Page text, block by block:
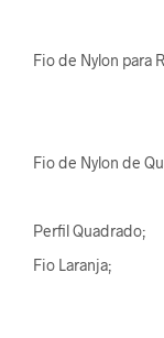
Fio de Nylon para
Fio de Nylon de
Perfil Quadrado;
Fio Laranja;